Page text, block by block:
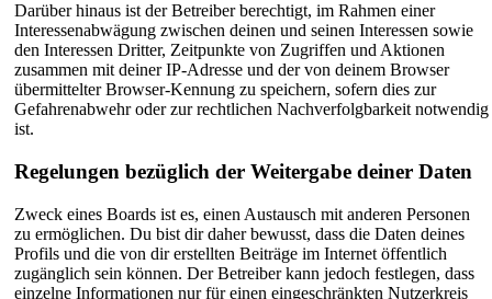
Darüber hinaus ist der Betreiber berechtigt, im Rahmen einer
Interessenabwägung zwischen deinen und seinen Interessen sowie
den Interessen Dritter, Zeitpunkte von Zugriffen und Aktionen
zusammen mit deiner IP-Adresse und der von deinem Browser
übermittelter Browser-Kennung zu speichern, sofern dies zur
Gefahrenabwehr oder zur rechtlichen Nachverfolgbarkeit notwendig
ist.
Regelungen bezüglich der Weitergabe deiner Daten
Zweck eines Boards ist es, einen Austausch mit anderen Personen
zu ermöglichen. Du bist dir daher bewusst, dass die Daten deines
Profils und die von dir erstellten Beiträge im Internet öffentlich
zugänglich sein können. Der Betreiber kann jedoch festlegen, dass
einzelne Informationen nur für einen eingeschränkten Nutzerkreis